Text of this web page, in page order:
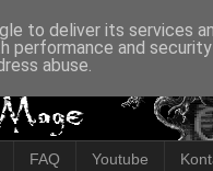
FAQ Youtube
to deliver its services
performance and
abuse.